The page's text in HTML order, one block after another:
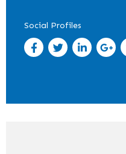
Social Profiles